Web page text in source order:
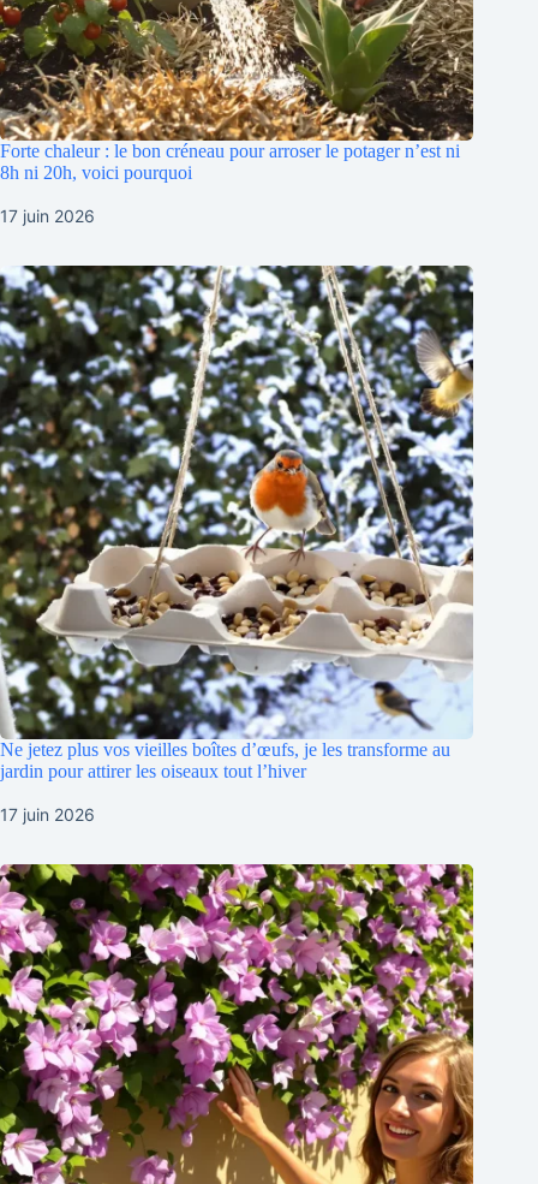
Forte chaleur : le bon créneau pour arroser le potager n’est ni
8h ni 20h, voici pourquoi
17 juin 2026
Ne jetez plus vos vieilles boîtes d’œufs, je les transforme au
jardin pour attirer les oiseaux tout l’hiver
17 juin 2026